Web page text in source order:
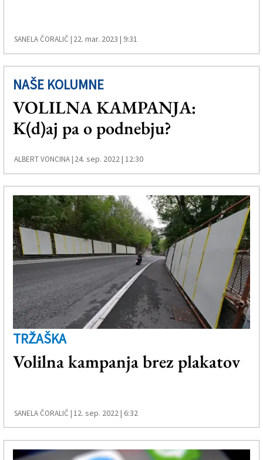
Zadruga PD
Naročnine
SANELA ČORALIČ | 22. mar. 2023 | 9:31
NAŠE KOLUMNE
VOLILNA KAMPANJA:
K(d)aj pa o podnebju?
ALBERT VONCINA | 24. sep. 2022 | 12:30
TRŽAŠKA
Volilna kampanja brez plakatov
SANELA ČORALIČ | 12. sep. 2022 | 6:32